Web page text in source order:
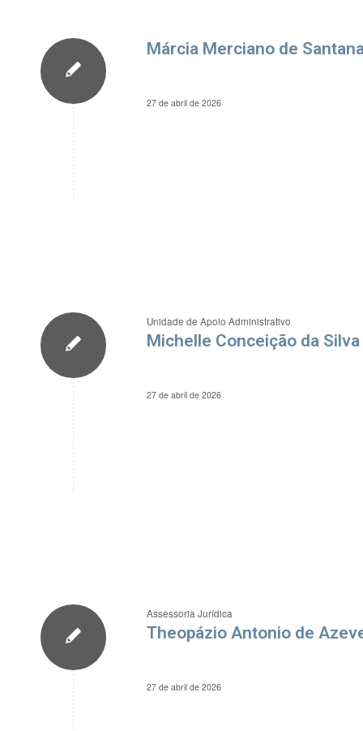
Márcia Merciano de
27 de abril de 2026
Unidade de Apoio Administrativo
Michelle Conceição da Silva
27 de abril de 2026
Assessoria Jurídica
Theopázio Antonio de
27 de abril de 2026